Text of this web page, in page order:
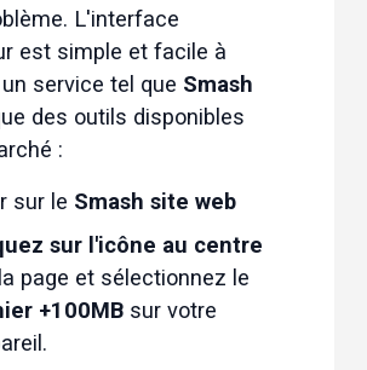
L'interface
est simple et facile à
service tel que Smash
des outils disponibles
:
sur le Smash site web
sur l'icône au centre
+100MB sur votre